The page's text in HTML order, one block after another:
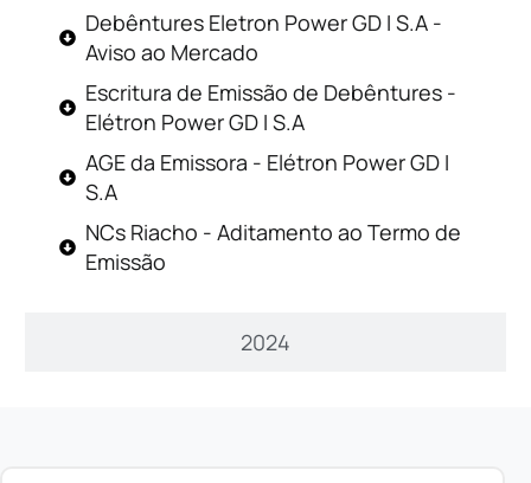
2024
Debêntures Eletron Power GD I S.A -
Aviso ao Mercado
Escritura de Emissão de Debêntures -
Elétron Power GD I S.A
AGE da Emissora - Elétron Power GD I
S.A
NCs Riacho - Aditamento ao Termo de
Emissão